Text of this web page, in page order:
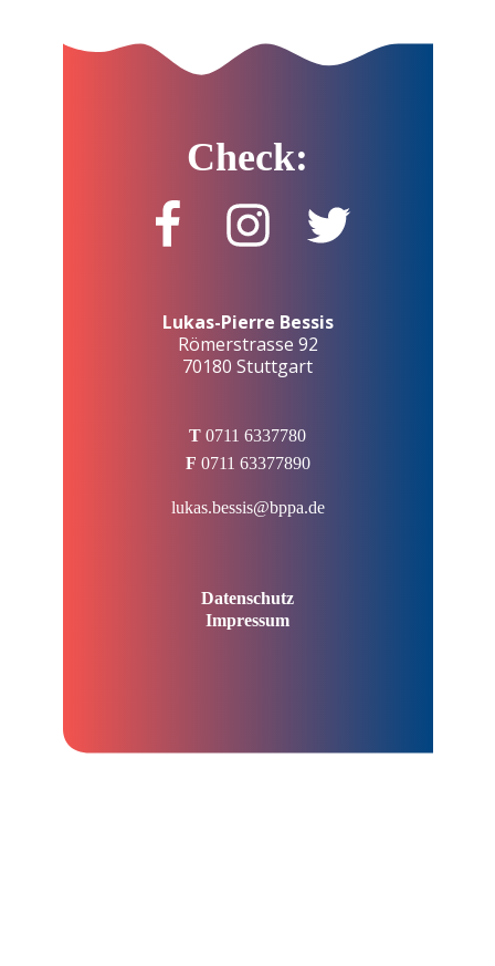
Check:
Lukas-Pierre Bessis
Römerstrasse 92
70180 Stuttgart
T 0711 6337780
F 0711 63377890
lukas.bessis@bppa.de
Datenschutz
Impressum